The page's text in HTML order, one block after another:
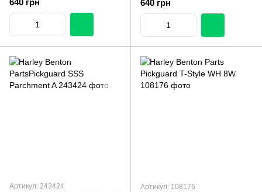
640 грн 640 грн
Артикул: 243424 Артикул: 108176